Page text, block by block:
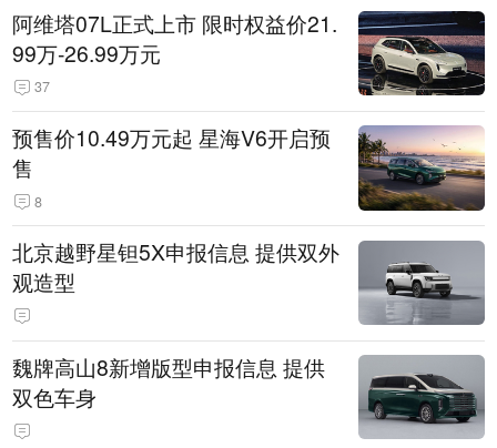
阿维塔07L正式上市 限时权益价21.
99万-26.99万元
37
预售价10.49万元起 星海V6开启预
售
8
北京越野星钽5X申报信息 提供双外
观造型
魏牌高山8新增版型申报信息 提供
双色车身